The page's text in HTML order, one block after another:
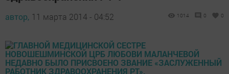
автор, 11 марта 2014 - 04:52 1014 0 0